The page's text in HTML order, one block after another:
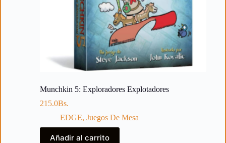
Munchkin 5: Exploradores Explotadores
215.0Bs.
EDGE, Juegos De Mesa
Añadir al carrito